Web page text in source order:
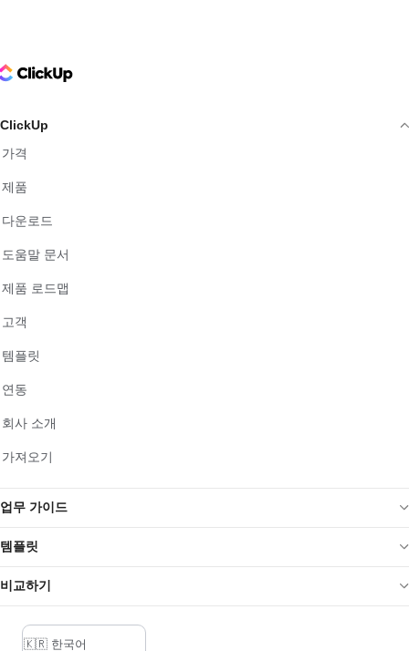
Logo
ClickUp
가격
제품
다운로드
도움말 문서
제품 로드맵
고객
템플릿
연동
회사 소개
가져오기
업무 가이드
템플릿
비교하기